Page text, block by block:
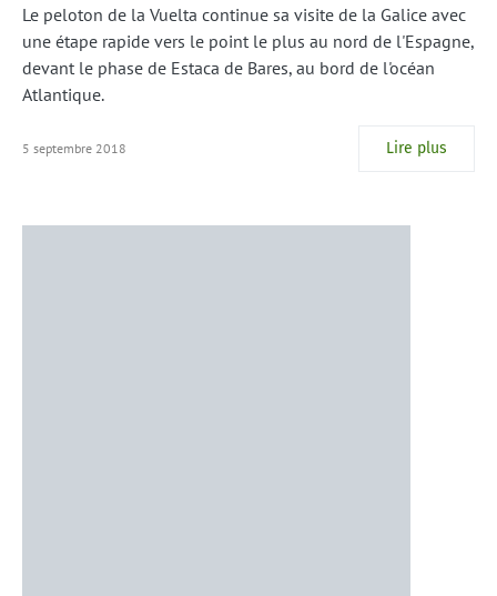
Le peloton de la Vuelta continue sa visite de la Galice avec
une étape rapide vers le point le plus au nord de l'Espagne,
devant le phase de Estaca de Bares, au bord de l'océan
Atlantique.
5 septembre 2018 Lire plus